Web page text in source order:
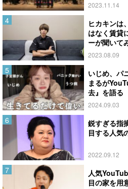
2023.11.14
ヒカキンは
はなく賃貸
ーが聞いて
2023.08.09
いじめ、
まるが
去』を語る
2024.09.03
鋭すぎる指
目する人気
2022.09.12
人気
目の家を用